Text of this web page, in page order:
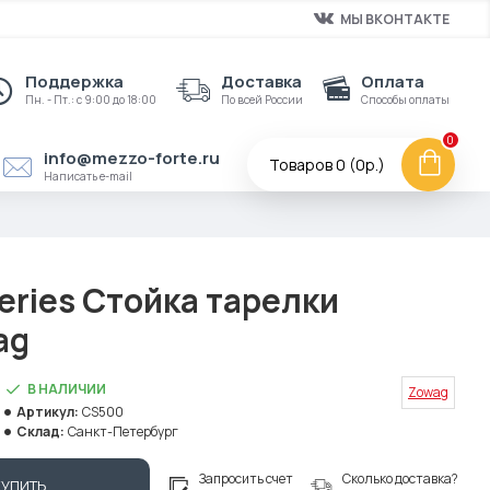
МЫ ВКОНТАКТЕ
Поддержка
Пн. - Пт.: с 9:00 до 18:00
Доставка
По всей России
Оплата
Способы оплаты
info@mezzo-forte.ru
Написать e-mail
Товаров 0 (0р.)
0
Стойка тарелки
В НАЛИЧИИ
Артикул: CS500
Склад: Санкт-Петербург
Zowag
Запросить счет Сколько доставка?